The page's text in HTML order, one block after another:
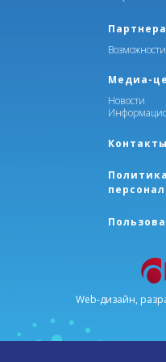
Будем рады
Медиа-
Новости
Контакты
Web-дизайн,